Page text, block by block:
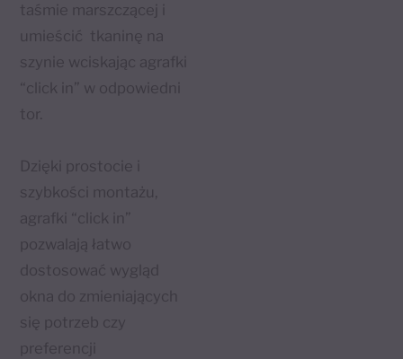
taśmie marszczącej i
umieścić tkaninę na
szynie wciskając agrafki
“click in” w odpowiedni
tor.
Dzięki prostocie i
szybkości montażu,
agrafki “click in”
pozwalają łatwo
dostosować wygląd
okna do zmieniających
się potrzeb czy
preferencji